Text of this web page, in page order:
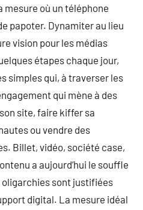
mesure où un téléphone
papoter. Dynamiter au lieu
vision pour les médias
étapes chaque jour,
simples qui, à traverser les
qui mène à des
site, faire kiffer sa
ou vendre des
Billet, vidéo, société case,
a aujourd’hui le souffle
sont justifiées
digital. La mesure idéal